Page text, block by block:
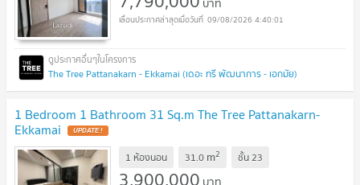
09/08/2026 4:40:01
The Tree Pattanakarn - Ekkamai (เดอะ ทรี พัฒนาการ - เอกมัย)
1 Bedroom 1 Bathroom 31 Sq.m The Tree Pattanakarn-
Ekkamai UPDATE !
1 ห้องนอน 31.0 m2 ชั้น23